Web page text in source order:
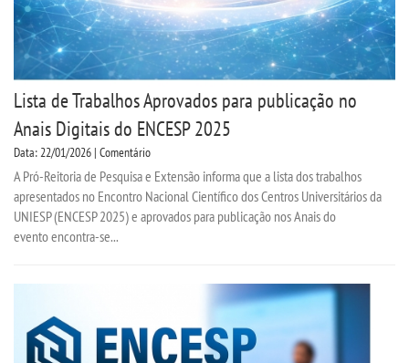
Lista de Trabalhos Aprovados para publicação no
Anais Digitais do ENCESP 2025
Data: 22/01/2026 | Comentário
A Pró-Reitoria de Pesquisa e Extensão informa que a lista dos trabalhos
apresentados no Encontro Nacional Científico dos Centros Universitários da
UNIESP (ENCESP 2025) e aprovados para publicação nos Anais do
evento encontra-se...